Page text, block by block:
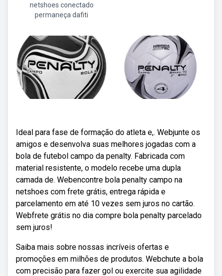
netshoes conectado
permaneça dafiti
Ideal para fase de formação do atleta e,. Webjunte os
amigos e desenvolva suas melhores jogadas com a
bola de futebol campo da penalty. Fabricada com
material resistente, o modelo recebe uma dupla
camada de. Webencontre bola penalty campo na
netshoes com frete grátis, entrega rápida e
parcelamento em até 10 vezes sem juros no cartão.
Webfrete grátis no dia compre bola penalty parcelado
sem juros!
Saiba mais sobre nossas incríveis ofertas e
promoções em milhões de produtos. Webchute a bola
com precisão para fazer gol ou exercite sua agilidade